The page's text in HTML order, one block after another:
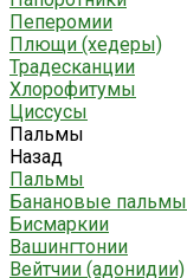
Пеперомии
Плющи (хедеры)
Традесканции
Хлорофитумы
Циссусы
Пальмы
Назад
Пальмы
Банановые пальмы
Бисмаркии
Вашингтонии
Вейтчии (адонидии)